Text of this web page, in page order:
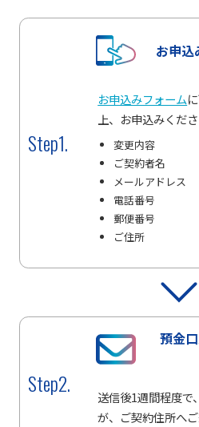
Step1.
お申込
お申込みフォーム
上、お申込みくださ
変更内容
ご契約者名
メールアドレス
電話番号
郵便番号
ご住所
Step2.
預金
送信後1週間程度で
が、ご契約住所へご